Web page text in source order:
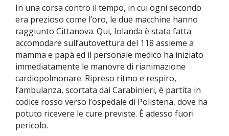
In una corsa contro il tempo, in cui ogni secondo
era prezioso come l’oro, le due macchine hanno
raggiunto Cittanova. Qui, Iolanda è stata fatta
accomodare sull’autovettura del 118 assieme a
mamma e papà ed il personale medico ha iniziato
immediatamente le manovre di rianimazione
cardiopolmonare. Ripreso ritmo e respiro,
l’ambulanza, scortata dai Carabinieri, è partita in
codice rosso verso l’ospedale di Polistena, dove ha
potuto ricevere le cure previste. È adesso fuori
pericolo.